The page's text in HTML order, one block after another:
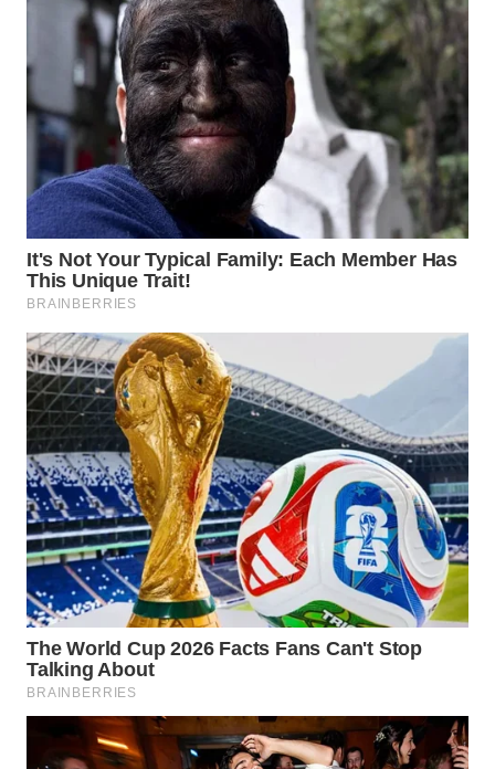
WAHANA
NEWS
WAHANA
TANI
WAHANA
ADVOKAT
WAHANA
INFRASTRUKTUR
WAHANA
KONSUMEN
WAHANA
LISTRIK
WAHANA
TRAVEL
WAHANA
TV
WAHANANEWS
ID